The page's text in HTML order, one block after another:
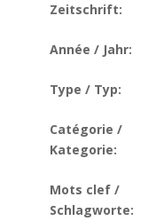
Zeitschrift:
Année / Jahr:
Type / Typ:
Catégorie /
Kategorie:
Mots clef /
Schlagworte: